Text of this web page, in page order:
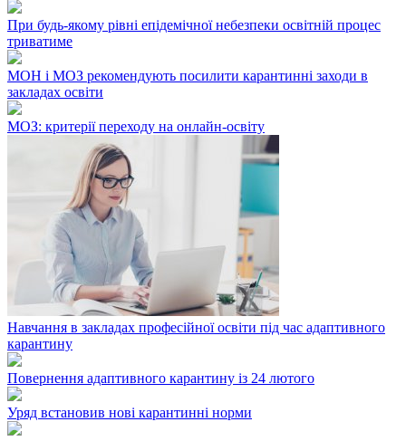
При будь-якому рівні епідемічної небезпеки освітній процес
триватиме
МОН і МОЗ рекомендують посилити карантинні заходи в
закладах освіти
МОЗ: критерії переходу на онлайн-освіту
Навчання в закладах професійної освіти під час адаптивного
карантину
Повернення адаптивного карантину із 24 лютого
Уряд встановив нові карантинні норми